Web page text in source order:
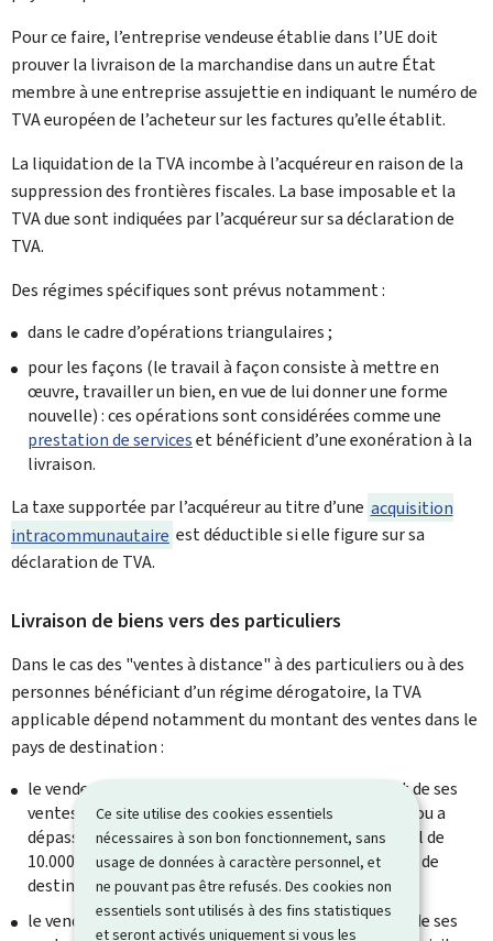
Ce site utilise des cookies essentiels
nécessaires à son bon fonctionnement, sans
usage de données à caractère personnel, et
ne pouvant pas être refusés. Des cookies non
essentiels sont utilisés à des fins statistiques
et seront activés uniquement si vous les
Pour ce faire, l’entreprise vendeuse établie dans l’UE doit
prouver la livraison de la marchandise dans un autre État
membre à une entreprise assujettie en indiquant le numéro de
TVA européen de l’acheteur sur les factures qu’elle établit.
La liquidation de la TVA incombe à l’acquéreur en raison de la
suppression des frontières fiscales. La base imposable et la
TVA due sont indiquées par l’acquéreur sur sa déclaration de
TVA.
Des régimes spécifiques sont prévus notamment :
dans le cadre d’opérations triangulaires ;
pour les façons (le travail à façon consiste à mettre en
œuvre, travailler un bien, en vue de lui donner une forme
nouvelle) : ces opérations sont considérées comme une
prestation de serviceset bénéficient d’une exonération à la
livraison.
La taxe supportée par l’acquéreur au titre d’une acquisition
intracommunautaire est déductible si elle figure sur sa
déclaration de TVA.
Livraison de biens vers des particuliers
Dans le cas des "ventes à distance" à des particuliers ou à des
personnes bénéficiant d’un régime dérogatoire, la TVA
applicable dépend notamment du montant des ventes dans le
pays de destination :
le vendeur est établi au Luxembourg et le montant de ses
ventes à distance dépasse au cours de l’année civile, ou a
dépassé au cours de l’année civile précédente, le seuil de
10.000 euros hors taxe => la TVA est due dans le pays de
destination ;
le vendeur est établi au Luxembourg et le montant de ses